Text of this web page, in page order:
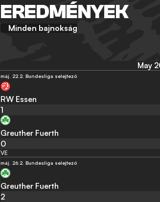
EREDMÉNYEK
Minden bajnokság
May
máj. 22. 2. Bundesliga selejtező
RW Essen
1
Greuther Fuerth
0
VE
máj. 26. 2. Bundesliga selejtező
Greuther Fuerth
2